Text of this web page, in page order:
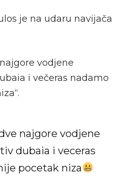
je na udaru navijača
vodjene
i večeras nadamo
najgore vodjene
dubaia i veceras
pocetak niza